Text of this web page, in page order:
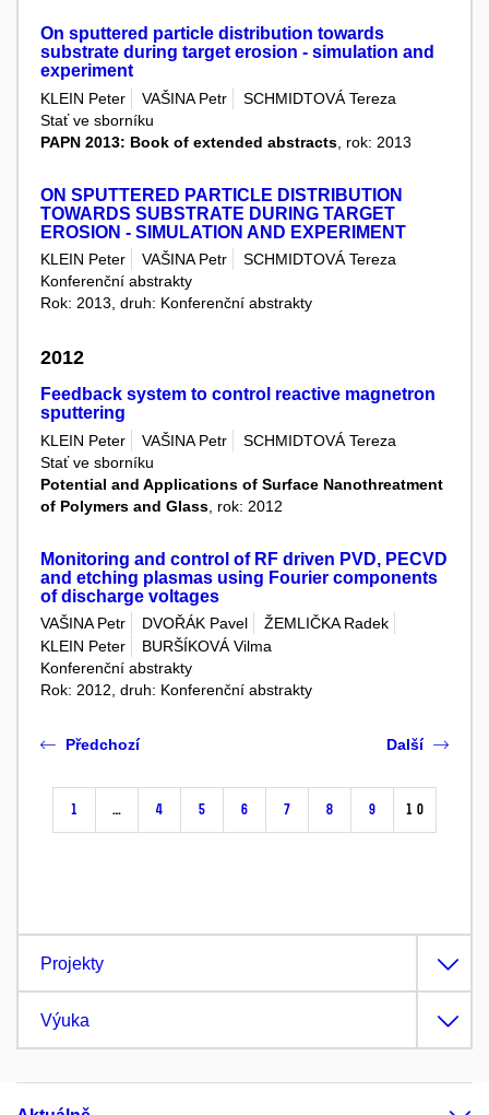
On sputtered particle distribution towards
substrate during target erosion - simulation and
experiment
KLEIN Peter VAŠINA Petr
SCHMIDTOVÁ Tereza
Stať ve sborníku
PAPN 2013: Book of extended abstracts , rok: 2013
ON SPUTTERED PARTICLE DISTRIBUTION
TOWARDS SUBSTRATE DURING TARGET
EROSION - SIMULATION AND EXPERIMENT
KLEIN Peter VAŠINA Petr
SCHMIDTOVÁ Tereza
Konferenční abstrakty
Rok: 2013, druh: Konferenční abstrakty
2012
Feedback system to control reactive magnetron
sputtering
KLEIN Peter VAŠINA Petr
SCHMIDTOVÁ Tereza
Stať ve sborníku
Potential and Applications of Surface Nanothreatment
of Polymers and Glass , rok: 2012
Monitoring and control of RF driven PVD, PECVD
and etching plasmas using Fourier components
of discharge voltages
VAŠINA Petr DVOŘÁK Pavel
ŽEMLIČKA Radek
KLEIN Peter
BURŠÍKOVÁ Vilma
Konferenční abstrakty
Rok: 2012, druh: Konferenční abstrakty
Předchozí
1 … 4 5 6 7 8 9 10
Další
Projekty
Výuka